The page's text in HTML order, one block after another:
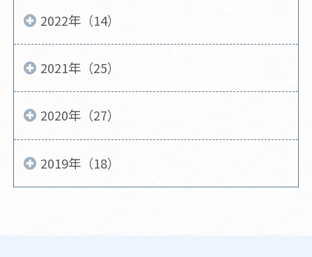
2022年（14）
2021年（25）
2020年（27）
2019年（18）